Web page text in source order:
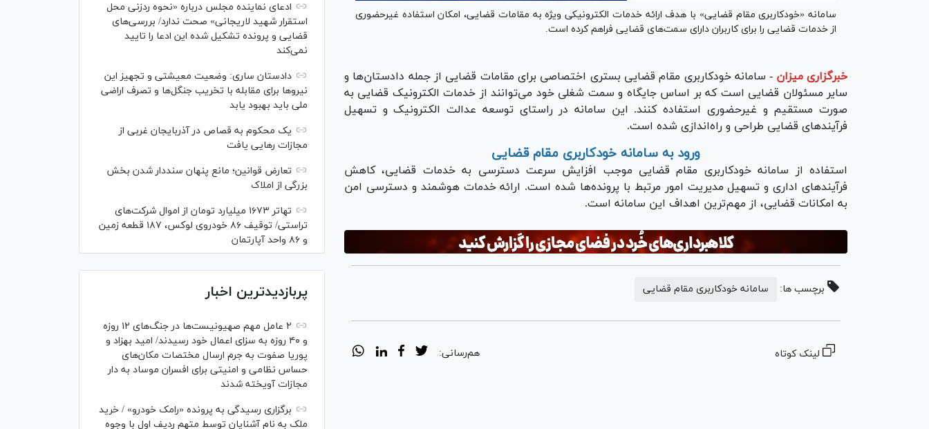
سامانه «خودکاربری مقام قضایی» با هدف ارائه خدمات الکترونیکی ویژه به مقامات قضایی، امکان استفاده غیرحضوری
از خدمات قضایی را برای کاربران دارای سمت‌های قضایی فراهم کرده است.
خبرگزاری میزان - سامانه خودکاربری مقام قضایی بستری اختصاصی برای مقامات قضایی از جمله دادستان‌ها و
سایر مسئولان قضایی است که بر اساس جایگاه و سمت شغلی خود می‌توانند از خدمات الکترونیک قضایی به
صورت مستقیم و غیرحضوری استفاده کنند. این سامانه در راستای توسعه عدالت الکترونیک و تسهیل
فرآیند‌های قضایی طراحی و راه‌اندازی شده است.
ورود به سامانه خودکاربری مقام قضایی
استفاده از سامانه خودکاربری مقام قضایی موجب افزایش سرعت دسترسی به خدمات قضایی، کاهش
فرآیند‌های اداری و تسهیل مدیریت امور مرتبط با پرونده‌ها شده است. ارائه خدمات هوشمند و دسترسی امن
به امکانات قضایی، از مهم‌ترین اهداف این سامانه است.
برچسب ها: سامانه خودکاربری مقام قضایی
لینک کوتاه هم‌رسانی:
ادعای نماینده مجلس درباره «نحوه ردزنی محل
استقرار شهید لاریجانی» صحت ندارد/ بررسی‌های
قضایی و پرونده تشکیل شده این ادعا را تایید
نمی‌کند
دادستان ساری: وضعیت معیشتی و تجهیز این
نیرو‌ها برای مقابله با تخریب جنگل‌ها و تصرف اراضی
ملی باید بهبود یابد
یک محکوم به قصاص در آذربایجان‌ غربی از
مجازات رهایی یافت
تعارض قوانین؛ مانع پنهان سنددار شدن بخش
بزرگی از املاک
تهاتر ۱۶۷۳ میلیارد تومان از اموال شرکت‌های
تراستی/ توقیف ۸۶ خودروی لوکس، ۱۸۷ قطعه زمین
و ۸۶ واحد آپارتمان
پربازدیدترین اخبار
۲ عامل مهم صهیونیست‌ها در جنگ‌های ۱۲ روزه
و ۴۰ روزه به سزای اعمال خود رسیدند/ امید بهزاد و
پوریا صفوت به جرم ارسال مختصات مکان‌های
حساس نظامی و امنیتی برای افسران موساد به دار
مجازات آویخته شدند
برگزاری رسیدگی به پرونده «رامک خودرو» / خرید
ملک به نام آشنایان توسط متهم ردیف اول با وجوه